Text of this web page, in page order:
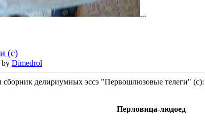
...
(с)
by Dimedrol
сборник делириумных эссэ "Первошлюзовые телеги" (с):
Перловица-людоед